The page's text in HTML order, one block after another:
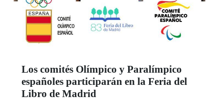
Los comités Olímpico y Paralímpico
españoles participarán en la Feria del
Libro de Madrid